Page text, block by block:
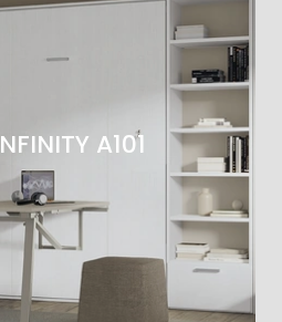
A101